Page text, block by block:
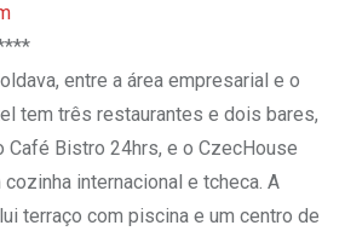
entre a área empresarial e o
tem três restaurantes e dois bares,
Café Bistro 24hrs, e o CzecHouse
internacional e tcheca. A
terraço com piscina e um centro de